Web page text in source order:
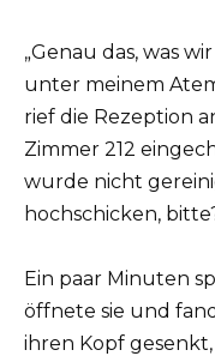
„Genau das, was
unter meinem
rief die Rezeption
Zimmer 212
wurde nicht
hochschicken,
Ein paar Minuten
öffnete sie und
ihren Kopf